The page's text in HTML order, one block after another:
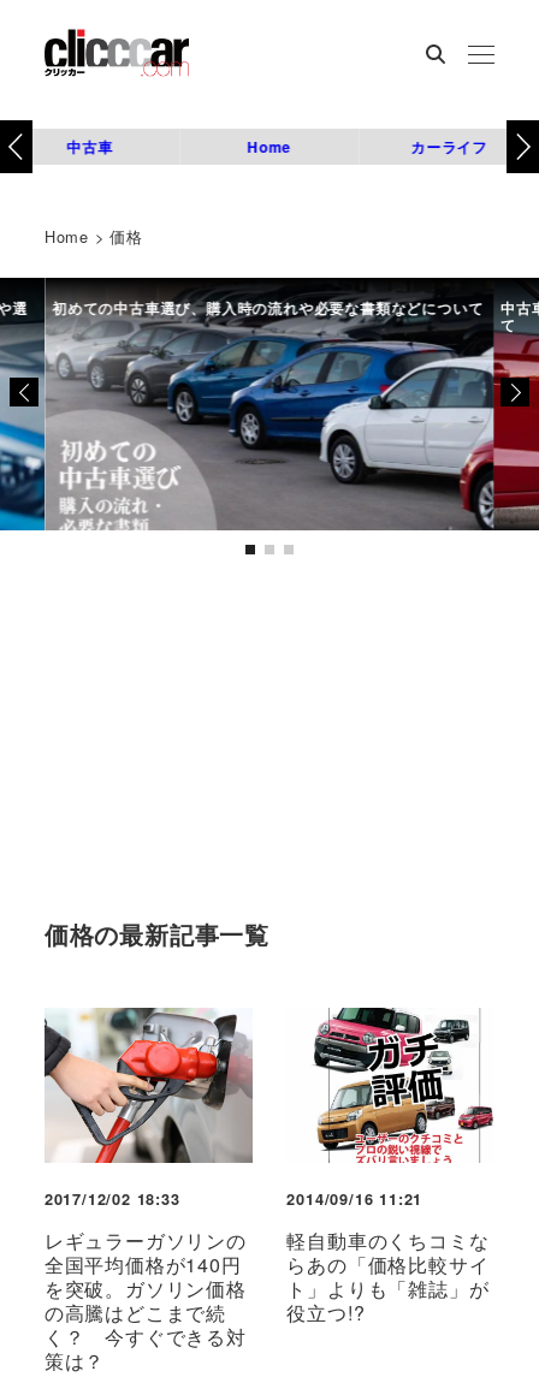
中古車 Home カーライフ
Home >価格
選 初めての中古車選び、購入時の流れや必要な書類などについて 中古
て
価格の最新記事一覧
2017/12/02 18:33
レギュラーガソリンの
全国平均価格が140円
を突破。ガソリン価格
の高騰はどこまで続
く？ 今すぐできる対
策は？
2014/09/16 11:21
軽自動車のくちコミな
らあの「価格比較サイ
ト」よりも「雑誌」が
役立つ!?